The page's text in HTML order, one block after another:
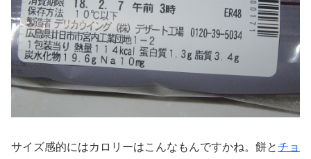
サイズ感的にはカロリーはこんなもんですかね。餅とチョ